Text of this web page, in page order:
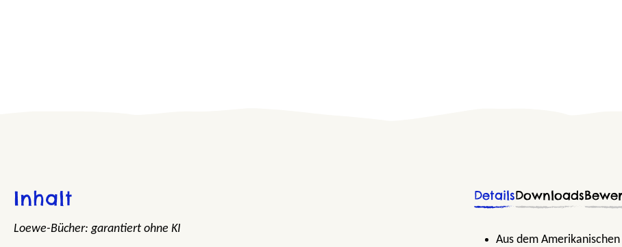
Inhalt
Loewe-Bücher: garantiert ohne KI
DetailsDownloads
Aus dem